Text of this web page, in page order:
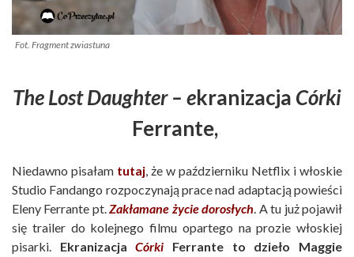
Fot. Fragment zwiastuna
The Lost Daughter – ekranizacja Córki
Ferrante,
Niedawno pisałam tutaj, że w październiku Netflix i włoskie
Studio Fandango rozpoczynają prace nad adaptacją powieści
Eleny Ferrante pt.Zakłamane życie dorosłych. A tu już pojawił
się trailer do kolejnego filmu opartego na prozie włoskiej
pisarki. EkranizacjaCórki Ferrante to dzieło Maggie